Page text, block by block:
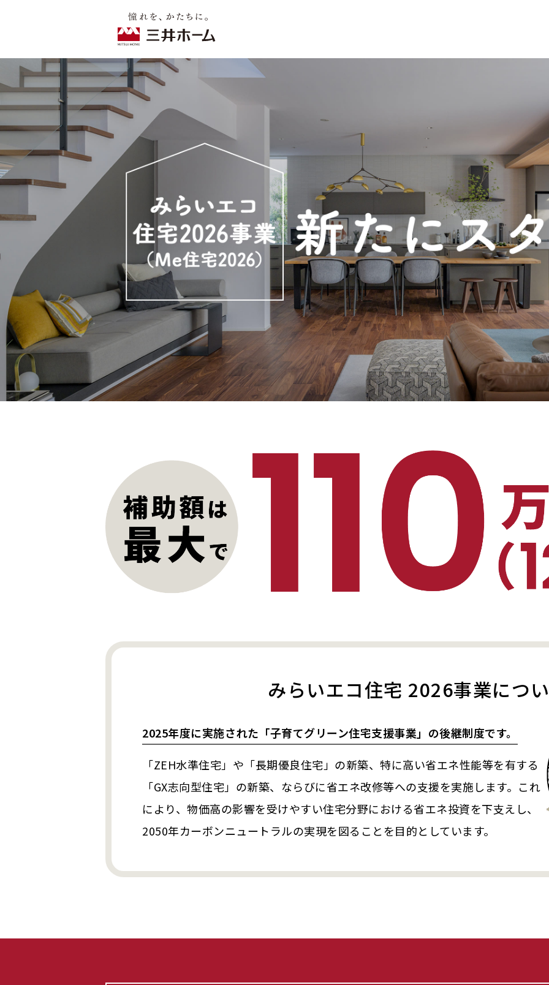
みらいエコ住宅 2026事業につ
2025年度に実施された「子育てグリーン住宅支援事業」の後継制度です。
「ZEH水準住宅」や「長期優良住宅」の新築、特に高い省エネ性能等を有する
「GX志向型住宅」の新築、ならびに省エネ改修等への支援を実施します。 これ
により、物価高の影響を受けやすい住宅分野における省エネ投資を下支えし、
2050年カーボンニュートラルの実現を図ることを目的としています。